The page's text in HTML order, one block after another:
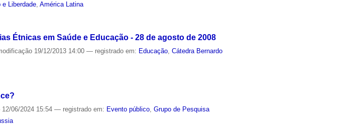
Liberdade,América Latina
Étnicas em Saúde e Educação - 28 de agosto de 2008
19/12/2013 14:00— registrado em: Educação,Cátedra Bernardo
12/06/2024 15:54— registrado em: Evento público ,Grupo de Pesquisa